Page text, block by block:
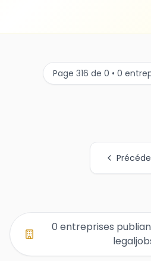
Page 316 de 0 • 0
0 entreprises